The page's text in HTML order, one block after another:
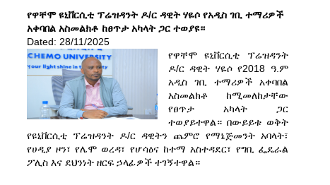
የዋቸሞ ዩኒቨርሲቲ ፕሬዝዳንት ዶ/ር ዳዊት ሃዬሶ የአዲስ ገቢ ተማሪዎች
አቀባበል አስመልክቶ ከፀጥታ አካላት ጋር ተወያዩ።
Dated: 28/11/2025
የዋቸሞ ዩኒቨርሲቲ ፕሬዝዳንት
ዶ/ር ዳዊት ሃዬሶ የ2018 ዓ.ም
አዲስ ገቢ ተማሪዎች አቀባበል
አስመልክቶ ከሚመለከታቸው
የፀጥታ አካላት ጋር
ተወያይተዋል። በውይይቱ ወቅት
የዩኒቨርሲቲ ፕሬዝዳንት ዶ/ር ዳዊትን ጨምሮ የማኔጅመንት አባላት፣
የሀዲያ ዞን፣ የሌሞ ወረዳ፣ የሆሳዕና ከተማ አስተዳደር፣ የግቢ ፌዴራል
ፖሊስ እና ደህንነት ዘርፍ ኃላፊዎች ተገኝተዋል።